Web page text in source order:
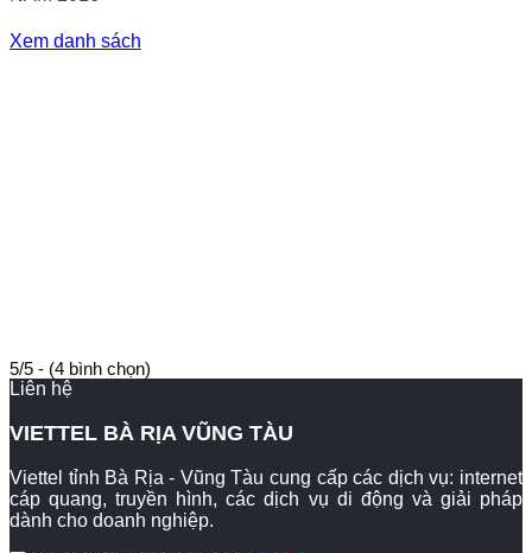
Xem danh sách
5/5 - (4 bình chọn)
Liên hệ
VIETTEL BÀ RỊA VŨNG TÀU
Viettel tỉnh Bà Rịa - Vũng Tàu cung cấp các dịch vụ: internet
cáp quang, truyền hình, các dịch vụ di động và giải pháp
dành cho doanh nghiệp.